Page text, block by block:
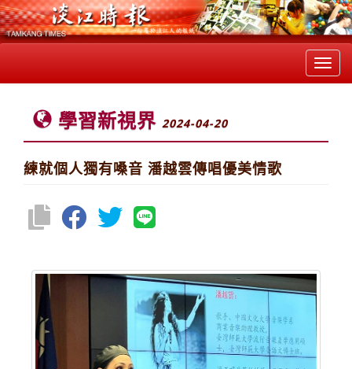
學習新視界 2024-04-20
練就個人獨有嗓音 潘越雲傳唱優美情歌